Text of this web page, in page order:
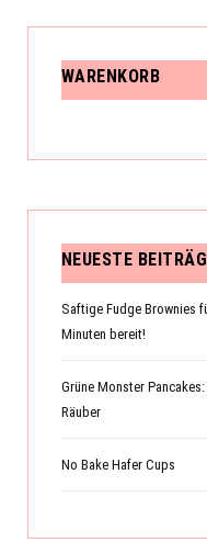
WARENKORB
NEUESTE
Saftige Fudge Brownies
Minuten bereit!
Grüne Monster
Räuber
No Bake Hafer Cups